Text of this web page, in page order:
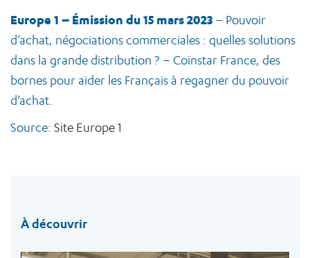
Europe 1 – Émission du 15 mars 2023 – Pouvoir
d’achat, négociations commerciales : quelles solutions
dans la grande distribution ? – Coinstar France, des
bornes pour aider les Français à regagner du pouvoir
d’achat.
Source: Site Europe 1
À découvrir